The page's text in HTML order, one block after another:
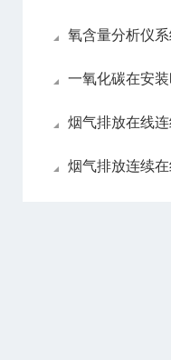
氧含量分析仪系统化维
一氧化碳在安
烟气排放在线
烟气排放连续在